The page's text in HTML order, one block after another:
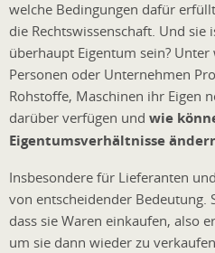
welche Bedingungen dafür
die Rechtswissenschaft. Und sie
überhaupt Eigentum sein?
Personen oder Unternehmen
Rohstoffe, Maschinen ihr Eigen
darüber verfügen und wie
Eigentumsverhältnisse
Insbesondere für Lieferanten
von entscheidender Bedeutung.
dass sie Waren einkaufen, also
um sie dann wieder zu